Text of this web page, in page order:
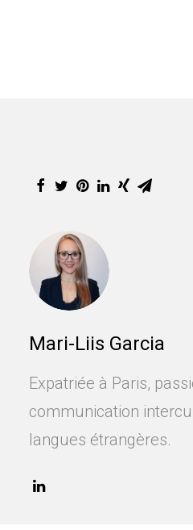
Mari-Liis Garcia
Expatriée à Paris,
communication
langues étrangères.